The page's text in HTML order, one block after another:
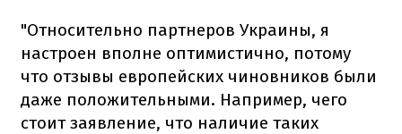
"Относительно партнеров Украины, я
настроен вполне оптимистично, потому
что отзывы европейских чиновников были
даже положительными. Например, чего
стоит заявление, что наличие таких